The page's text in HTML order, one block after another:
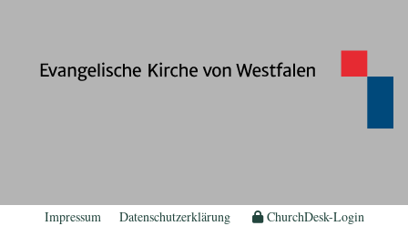
Impressum Datenschutzerklärung ChurchDesk-Login